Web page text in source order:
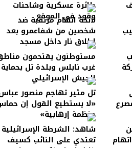
طائرة عسكرية وشاحنات
وقود في الموقع
لائحة اتهام مرتقبة ضد
شخصين من شفاعمرو بعد
إطلاق نار داخل مسجد
مستوطنون يقتحمون
غرب نابلس وبلدة تل بحماية
الجيش الإسرائيلي
تل مئير تهاجم منصور
«لا يستطيع القول إن
منظمة إرهابية»
شاهد: الشرطة الإسرائيلية
تعتدي على النائب كسيف